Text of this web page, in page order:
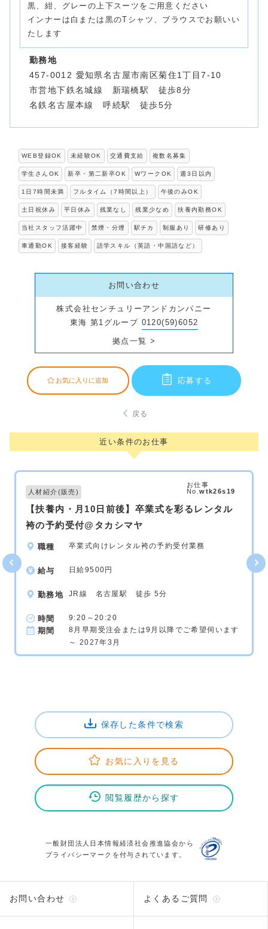
黒、紺、グレーの上下スーツをご用意ください
インナーは白または黒のTシャツ、ブラウスでお願いい
たします
勤務地
457-0012 愛知県名古屋市南区菊住1丁目7-10
市営地下鉄名城線 新瑞橋駅 徒歩8分
名鉄名古屋本線 呼続駅 徒歩5分
WEB登録OK 未経験OK 交通費支給 複数名募集
学生さんOK 新卒・第二新卒OK WワークOK 週3日以内
1日7時間未満 フルタイム（7時間以上） 午後のみOK
土日祝休み 平日休み 残業なし 残業少なめ 扶養内勤務OK
当社スタッフ活躍中 禁煙・分煙 駅チカ 制服あり 研修あり
車通勤OK 接客経験 語学スキル（英語・中国語など）
お問い合わせ
株式会社センチュリーアンドカンパニー
東海 第1グループ 0120(59)6052
拠点一覧 >
お気に入りに追加 応募する
戻る
近い条件のお仕事
人材紹介(販売)
お仕事
No.wtk26s19
【扶養内・月10日前後】卒業式を彩るレンタル
袴の予約受付@タカシマヤ
職種 卒業式向けレンタル袴の予約受付業務
給与 日給9500円
勤務地 JR線 名古屋駅 徒歩 5分
時間 9:20～20:20
期間
8月早期受注会または9月以降でご希望伺います
～ 2027年3月
保存した条件で検索
お気に入りを見る
閲覧履歴から探す
一般財団法人日本情報経済社会推進協会から
プライバシーマークを付与されています。
お問い合わせ よくあるご質問